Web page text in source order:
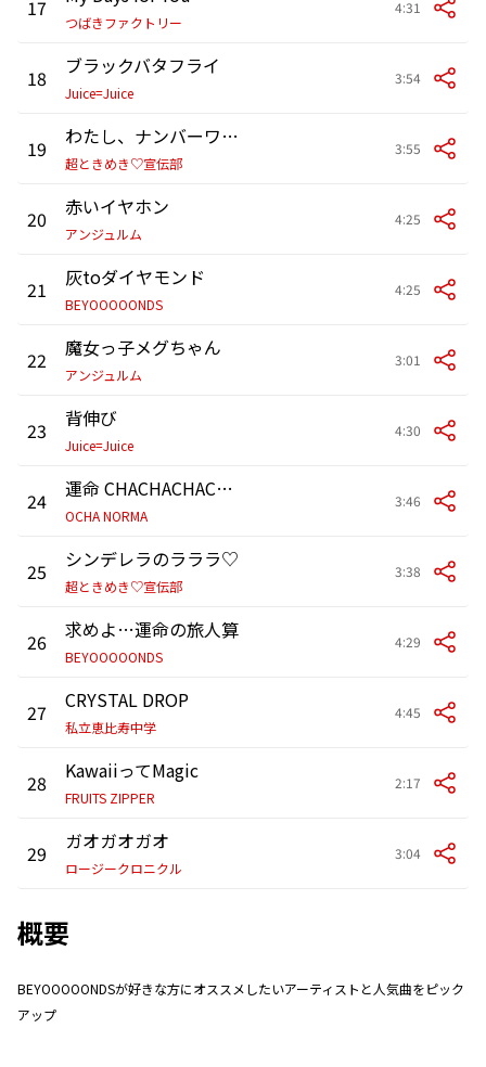
17
つばきファクトリー
4:31
18 ブラックバタフライ
Juice=Juice
3:54
19 わたし、ナンバーワンガール!
超ときめき♡宣伝部
3:55
20 赤いイヤホン
アンジュルム
4:25
21 灰toダイヤモンド
BEYOOOOONDS
4:25
22 魔女っ子メグちゃん
アンジュルム
3:01
23 背伸び
Juice=Juice
4:30
24 運命 CHACHACHACHA～N
OCHA NORMA
3:46
25 シンデレラのラララ♡
超ときめき♡宣伝部
3:38
26 求めよ…運命の旅人算
BEYOOOOONDS
4:29
27 CRYSTAL DROP
私立恵比寿中学
4:45
28 KawaiiってMagic
FRUITS ZIPPER
2:17
29 ガオガオガオ
ロージークロニクル
3:04
概要
BEYOOOOONDSが好きな方にオススメしたいアーティストと人気曲をピック
アップ